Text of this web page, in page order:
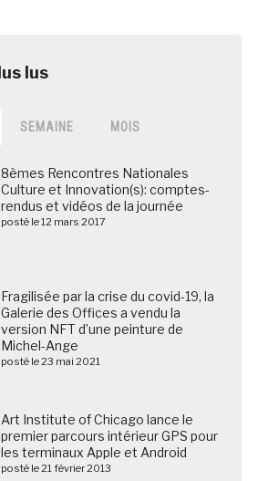
SEMAINE MOIS
8èmes Rencontres Nationales
Culture et Innovation(s): comptes-
rendus et vidéos de la journée
posté le 12 mars 2017
Fragilisée par la crise du covid-19, la
Galerie des Offices a vendu la
version NFT d’une peinture de
Michel-Ange
posté le 23 mai 2021
Art Institute of Chicago lance le
premier parcours intérieur GPS pour
les terminaux Apple et Android
posté le 21 février 2013